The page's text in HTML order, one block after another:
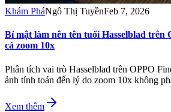
Khám PháNgô Thị TuyềnFeb 7, 2026
Bí mật làm nên tên tuổi Hasselblad trên
cả zoom 10x
Phân tích vai trò Hasselblad trên OPPO
ảnh tính toán đến lý do zoom 10x không
Xem thêm